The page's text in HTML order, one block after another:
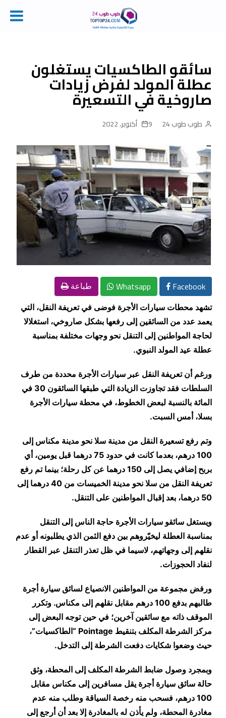
سائقو الطاكسيات يستغلون
عطلة المولد لفرض زيادات
صاروخية في التسعيرة
طوب طوب 24 9 أكتوبر، 2022
Facebook
Whatsapp طباعة
تشهد محطات سيارات الأجرة فوضى في تعريفة النقل، التي
يعمد عدد من السائقين إلى رفعها بشكل صاروخي، استغلالا
لحاجة المواطنين إلى التنقل نحو وجهات مختلفة بمناسبة
عطلة عيد المولد النبوي.
ورغم أن تعريفة النقل عبر سيارات الأجرة محددة من طرف
السلطات فقد تجاوزت الزيادة التي طبقها السائقون 30 في
المائة بالنسبة لبعض الخطوط، في محطة سيارات الأجرة
بسلا، أمس السبت.
وتم رفع تسعيرة النقل من مدينة سلا نحو مدينة مكناس إلى
100 درهم، بعدما كانت في حدود 75 درهما قبل يومين، أي
بربح إضافي يصل إلى 150 درهما عن كل رحلة؛ بينما تم رفع
تعريفة النقل من سلا نحو مدينة الخميسات من 40 درهما إلى
50 درهما، بعد إقبال المواطنين على التنقل
.
ويستغل سائقو سيارات الأجرة حاجة الناس إلى التنقل
بمناسبة العطلة ليخيّروهم بين دفع الثمن الذي يطلبونه أو عدم
نقلهم إلى وجهاتهم، لاسيما في ظل تعذر التنقل عبر القطار
لنفاد الحجوزات.
ورفض مجموعة من المواطنين الانصياع لسائق سيارة أجرة
طالبهم بدفع 100 درهم مقابل نقلهم إلى مكناس. وتكرر
الموقف ذاته مع سائقين آخرين؛ في حين توجه البعض إلى
مركز الشرطة المكلف بتنقيط
Pointage “الطاكسيات”،
حيث وضعوا شكايات دفعت الشرطة إلى التدخل.
وبمجرد وصول ضابط الشرطة المكلف إلى المحطة، وثق
حالة سائق سيارة أجرة يقل مسافرين إلى مكناس مقابل
100 درهم، فسحب منه رخصة السياقة وطلب منه عدم
مغادرة المحطة، ولم يأذن له بالمغادرة إلا بعد أن أرجع إلى